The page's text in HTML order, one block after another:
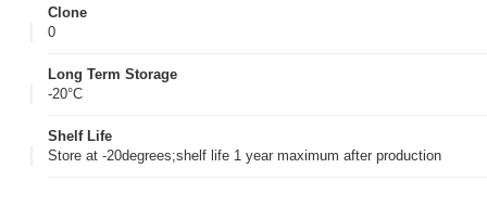
Clone
0
Long Term Storage
-20°C
Shelf Life
Store at -20degrees;shelf life 1 year maximum after production